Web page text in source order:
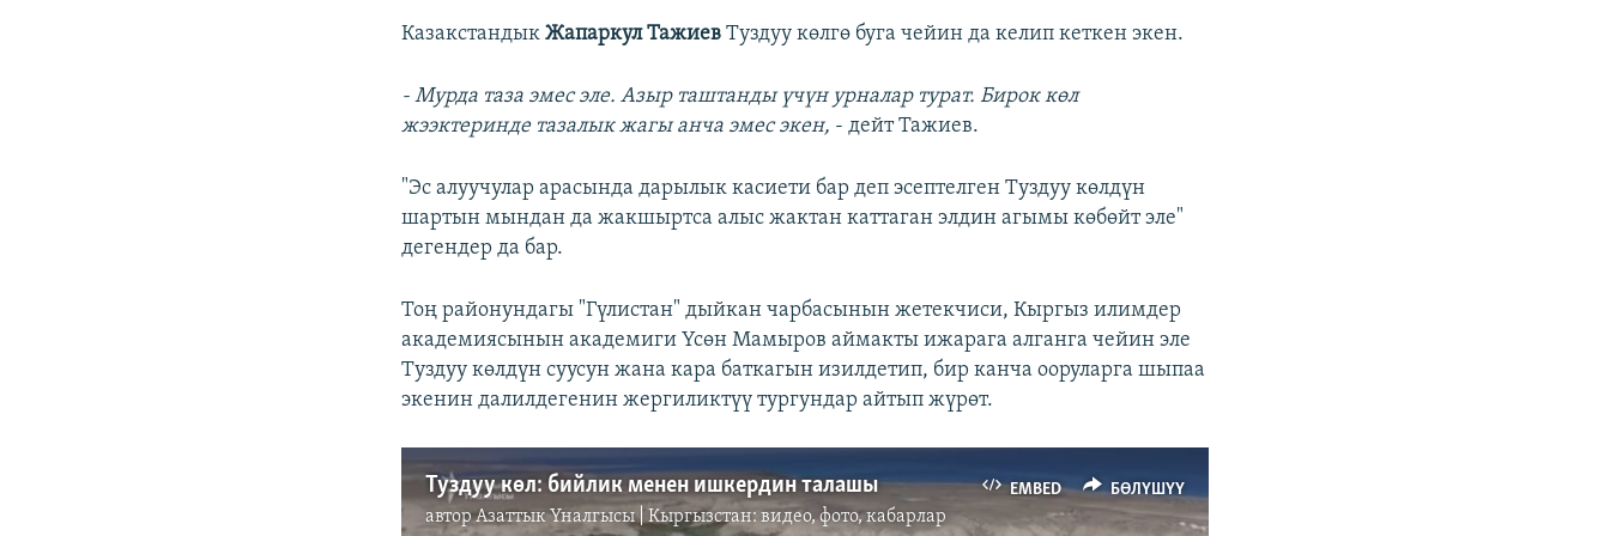
КазакстандыкЖапаркул ТажиевТуздуу көлгө буга чейин да келип кеткен экен.
- Мурда таза эмес эле. Азыр таштанды үчүн урналар турат. Бирок көл
жээктеринде тазалык жагы анча эмес экен, - дейт Тажиев.
"Эс алуучулар арасында дарылык касиети бар деп эсептелген Туздуу көлдүн
шартын мындан да жакшыртса алыс жактан каттаган элдин агымы көбөйт эле"
дегендер да бар.
Тоң районундагы "Гүлистан" дыйкан чарбасынын жетекчиси, Кыргыз илимдер
академиясынын академиги Үсөн Мамыров аймакты ижарага алганга чейин эле
Туздуу көлдүн суусун жана кара баткагын изилдетип, бир канча ооруларга шыпаа
экенин далилдегенин жергиликтүү тургундар айтып жүрөт.
EMBED БӨЛҮШҮҮ
Туздуу көл: бийлик менен ишкердин талашы
авторАзаттык Үналгысы | Кыргызстан: видео, фото, кабарлар